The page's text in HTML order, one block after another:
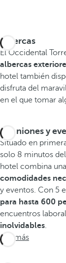
Albercas
El Occidental
albercas
hotel también
disfruta del
en el que tomar
Reuniones y
Situado en
solo 8 minutos
hotel combina
comodidades
y eventos. Con 5
para hasta 600
encuentros
inolvidables.
Ver más